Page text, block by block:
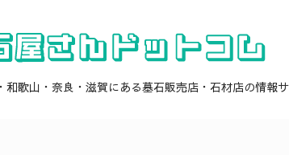
和歌山・奈良・滋賀にある墓石販売店・石材店の情報